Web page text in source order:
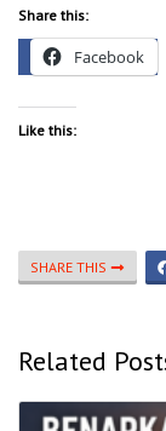
Share this:
Facebook
Like this:
SHARE THIS
Related